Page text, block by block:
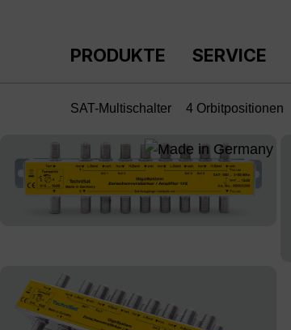
PRODUKTE SERVICE
SAT-Multischalter 4 Orbitpositionen
Bildergalerie überspringen